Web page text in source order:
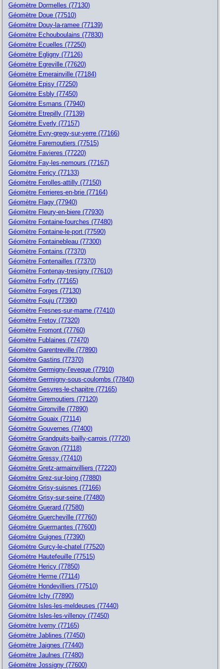
Géomètre Dormelles (77130)
Géomètre Doue (77510)
Géomètre Douy-la-ramee (77139)
Géomètre Echouboulains (77830)
Géomètre Ecuelles (77250)
Géomètre Egligny (77126)
Géomètre Egreville (77620)
Géomètre Emerainville (77184)
Géomètre Episy (77250)
Géomètre Esbly (77450)
Géomètre Esmans (77940)
Géomètre Etrepilly (77139)
Géomètre Everly (77157)
Géomètre Evry-gregy-sur-yerre (77166)
Géomètre Faremoutiers (77515)
Géomètre Favieres (77220)
Géomètre Fay-les-nemours (77167)
Géomètre Fericy (77133)
Géomètre Ferolles-attilly (77150)
Géomètre Ferrieres-en-brie (77164)
Géomètre Flagy (77940)
Géomètre Fleury-en-biere (77930)
Géomètre Fontaine-fourches (77480)
Géomètre Fontaine-le-port (77590)
Géomètre Fontainebleau (77300)
Géomètre Fontains (77370)
Géomètre Fontenailles (77370)
Géomètre Fontenay-tresigny (77610)
Géomètre Forfry (77165)
Géomètre Forges (77130)
Géomètre Fouju (77390)
Géomètre Fresnes-sur-marne (77410)
Géomètre Fretoy (77320)
Géomètre Fromont (77760)
Géomètre Fublaines (77470)
Géomètre Garentreville (77890)
Géomètre Gastins (77370)
Géomètre Germigny-l'eveque (77910)
Géomètre Germigny-sous-coulombs (77840)
Géomètre Gesvres-le-chapitre (77165)
Géomètre Giremoutiers (77120)
Géomètre Gironville (77890)
Géomètre Gouaix (77114)
Géomètre Gouvernes (77400)
Géomètre Grandpuits-bailly-carrois (77720)
Géomètre Gravon (77118)
Géomètre Gressy (77410)
Géomètre Gretz-armainvilliers (77220)
Géomètre Grez-sur-loing (77880)
Géomètre Grisy-suisnes (77166)
Géomètre Grisy-sur-seine (77480)
Géomètre Guerard (77580)
Géomètre Guercheville (77760)
Géomètre Guermantes (77600)
Géomètre Guignes (77390)
Géomètre Gurcy-le-chatel (77520)
Géomètre Hautefeuille (77515)
Géomètre Hericy (77850)
Géomètre Herme (77114)
Géomètre Hondevilliers (77510)
Géomètre Ichy (77890)
Géomètre Isles-les-meldeuses (77440)
Géomètre Isles-les-villenoy (77450)
Géomètre Iverny (77165)
Géomètre Jablines (77450)
Géomètre Jaignes (77440)
Géomètre Jaulnes (77480)
Géomètre Jossigny (77600)